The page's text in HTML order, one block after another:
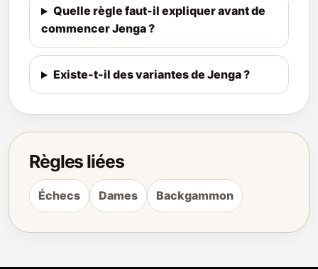
Quelle règle faut-il expliquer avant de
commencer Jenga ?
Existe-t-il des variantes de Jenga ?
Règles liées
Échecs Dames Backgammon